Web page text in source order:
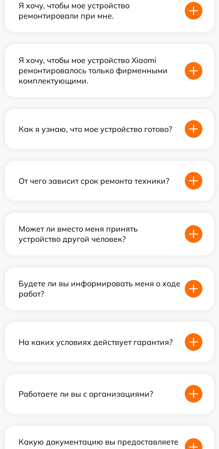
Я хочу, чтобы мое устройство
ремонтировали при мне.
Я хочу, чтобы мое устройство Xiaomi
ремонтировалось только фирменными
комплектующими.
Как я узнаю, что мое устройство готово?
От чего зависит срок ремонта техники?
Может ли вместо меня принять
устройство другой человек?
Будете ли вы информировать меня о ходе
работ?
На каких условиях действует гарантия?
Работаете ли вы с организациями?
Какую документацию вы предоставляете